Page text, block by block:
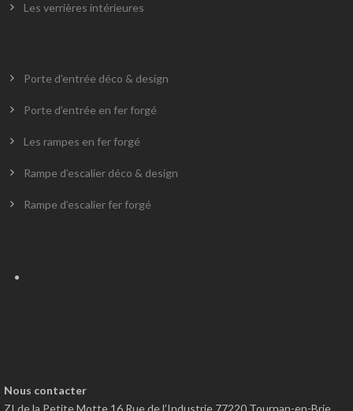
Les verrières intérieures
Porte d’entrée déco & design
Porte d’entrée en fer forgé
Les rampes en fer forgé
Rampe d’escalier déco & design
Rampe d’escalier fer forgé
Nous contacter